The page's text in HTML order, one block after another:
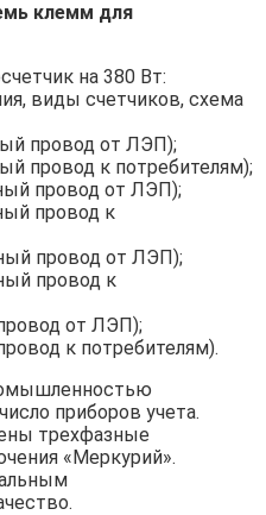
клемм для
провод от ЛЭП);
провод к потребителям);
провод от ЛЭП);
провод к
провод от ЛЭП);
провод к
от ЛЭП);
к потребителям).
приборов учета.
трехфазные
«Меркурий».